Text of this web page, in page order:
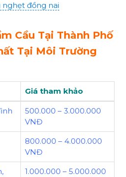
đồng nai
Cầu Tại Thành Phố
Tại Môi Trường
Giá tham khảo
500.000 – 3.000.000
VNĐ
800.000 – 4.000.000
VNĐ
1.000.000 – 5.000.000